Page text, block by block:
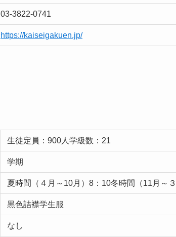
03-3822-0741
https://kaiseigakuen.jp/
生徒定員：900人学級数：21
学期
夏時間（４月～10月）8：10冬時間（11月～
黒色詰襟学生服
なし